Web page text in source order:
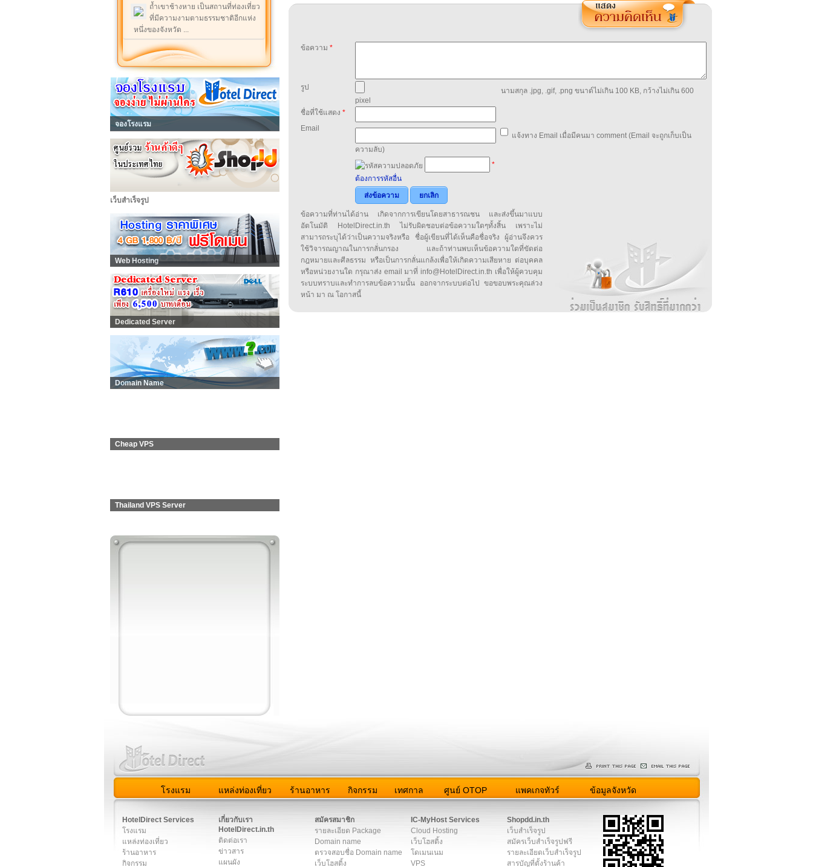
ถ้ำเขาช้างหาย เป็นสถานที่ท่องเที่ยว
ที่มีความงามตามธรรมชาติอีกแห่ง
หนึ่งของจังหวัด ...
จองโรงแรม
เว็บสำเร็จรูป
Web Hosting
Dedicated Server
Domain Name
Cheap VPS
Thailand VPS Server
ข้อความ *
รูป
นามสกุล .jpg, .gif, .png ขนาด์ไม่เกิน 100 KB, กว้างไม่เกิน 600
pixel
ชื่อที่ใช้แสดง *
Email
แจ้งทาง Email เมื่อมีคนมา comment (Email จะถูกเก็บเป็น
ความลับ)
*
ต้องการรหัสอื่น
ส่งข้อความ
ยกเลิก
ข้อความที่ท่านได้อ่าน เกิดจากการเขียนโดยสาธารณชน และส่งขึ้นมาแบบ
อัตโนมัติ HotelDirect.in.th ไม่รับผิดชอบต่อข้อความใดๆทั้งสิ้น เพราะไม่
สามารถระบุได้ว่าเป็นความจริงหรือ ชื่อผู้เขียนที่ได้เห็นคือชื่อจริง ผู้อ่านจึงควร
ใช้วิจารณญาณในการกลั่นกรอง และถ้าท่านพบเห็นข้อความใดที่ขัดต่อ
กฎหมายและศีลธรรม หรือเป็นการกลั่นแกล้งเพื่อให้เกิดความเสียหาย ต่อบุคคล
หรือหน่วยงานใด กรุณาส่ง email มาที่ info@HotelDirect.in.th เพื่อให้ผู้ควบคุม
ระบบทราบและทำการลบข้อความนั้น ออกจากระบบต่อไป ขอขอบพระคุณล่วง
หน้า มา ณ โอกาสนี้
โรงแรม แหล่งท่องเที่ยว ร้านอาหาร กิจกรรม เทศกาล ศูนย์ OTOP แพคเกจทัวร์ ข้อมูลจังหวัด
HotelDirect Services
โรงแรม
แหล่งท่องเที่ยว
ร้านอาหาร
กิจกรรม
เกี่ยวกับเรา
HotelDirect.in.th
ติดต่อเรา
ข่าวสาร
แผนผัง
สมัครสมาชิก
รายละเอียด Package
Domain name
ตรวจสอบชื่อ Domain name
เว็บโฮสติ้ง
IC-MyHost Services
Cloud Hosting
เว็บโฮสติ้ง
โดเมนเนม
VPS
Shopdd.in.th
เว็บสำเร็จรูป
สมัครเว็บสำเร็จรูปฟรี
รายละเอียดเว็บสำเร็จรูป
สารบัญที่ตั้งร้านค้า